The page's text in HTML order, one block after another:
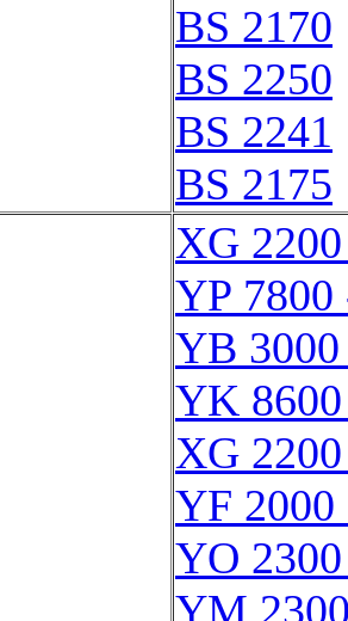
BS 2170
BS 2250
BS 2241
BS 2175
XG
YP 7800
YB
YK
XG
YF 2000
YO
YM